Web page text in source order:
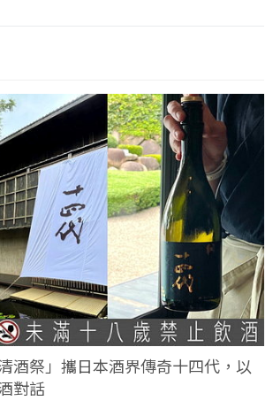
酒祭」攜日本酒界傳奇十四代，以
對話